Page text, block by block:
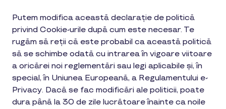
Putem modifica această declarație de politică
privind Cookie-urile după cum este necesar. Te
rugăm să reții că este probabil ca această politică
să se schimbe odată cu intrarea în vigoare viitoare
a oricărei noi reglementări sau legi aplicabile și, în
special, în Uniunea Europeană, a Regulamentului e-
Privacy. Dacă se fac modificări ale politicii, poate
dura până la 30 de zile lucrătoare înainte ca noile